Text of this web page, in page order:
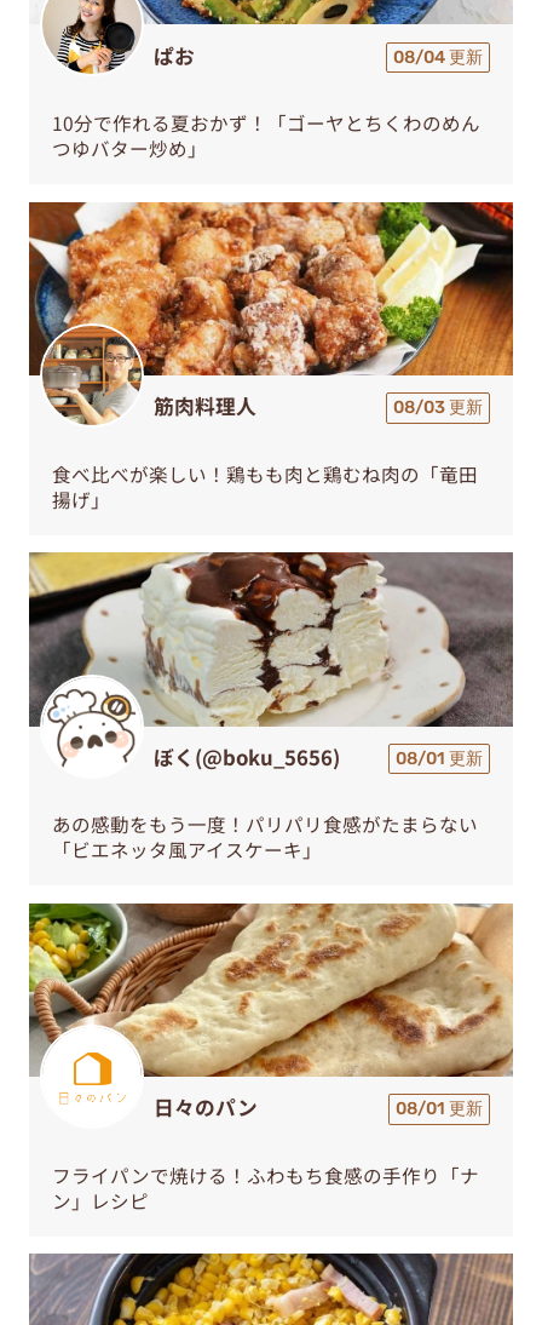
ぱお 08/04 更新
10分で作れる夏おかず！「ゴーヤとちくわのめん
つゆバター炒め」
筋肉料理人 08/03 更新
食べ比べが楽しい！鶏もも肉と鶏むね肉の「竜田
揚げ」
ぼく(@boku_5656) 08/01 更新
あの感動をもう一度！パリパリ食感がたまらない
「ビエネッタ風アイスケーキ」
日々のパン 08/01 更新
フライパンで焼ける！ふわもち食感の手作り「ナ
ン」レシピ